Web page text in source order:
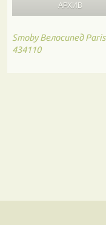
Smoby Велосипед Paris
434110